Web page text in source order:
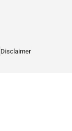
Disclaimer